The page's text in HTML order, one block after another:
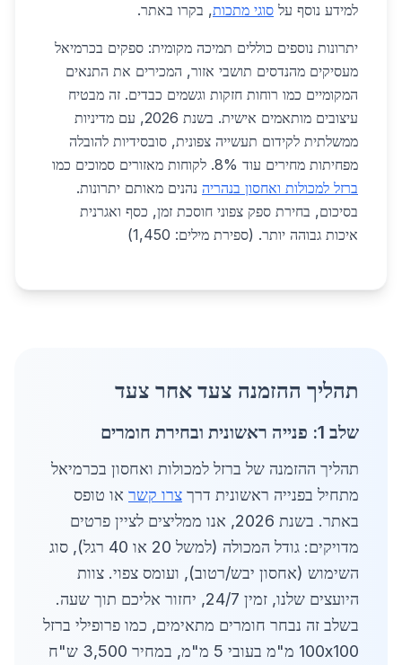
למידע נוסף על סוגי מתכות, בקרו באתר.
יתרונות נוספים כוללים תמיכה מקומית: ספקים בכרמיאל
מעסיקים מהנדסים תושבי אזור, המכירים את התנאים
המקומיים כמו רוחות חזקות וגשמים כבדים. זה מבטיח
עיצובים מותאמים אישית. בשנת 2026, עם מדיניות
ממשלתית לקידום תעשייה צפונית, סובסידיות להובלה
מפחיתות מחירים עוד 8%. לקוחות מאזורים סמוכים כמו
ברזל למכולות ואחסון בנהריה נהנים מאותם יתרונות.
בסיכום, בחירת ספק צפוני חוסכת זמן, כסף ואגרנית
איכות גבוהה יותר. (ספירת מילים: 1,450)
תהליך ההזמנה צעד אחר צעד
שלב 1: פנייה ראשונית ובחירת חומרים
תהליך ההזמנה של ברזל למכולות ואחסון בכרמיאל
מתחיל בפנייה ראשונית דרך צרו קשר או טופס
באתר. בשנת 2026, אנו ממליצים לציין פרטים
מדויקים: גודל המכולה (למשל 20 או 40 רגל), סוג
השימוש (אחסון יבש/רטוב), ועומס צפוי. צוות
היועצים שלנו, זמין 24/7, יחזור אליכם תוך שעה.
בשלב זה נבחר חומרים מתאימים, כמו פרופילי ברזל
100x100 מ"מ בעובי 5 מ"מ, במחיר 3,500 ש"ח